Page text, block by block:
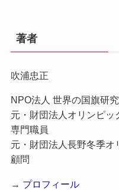
著者
吹浦忠正
NPO法人 世界の国旗研
元・財団法人オリンピッ
専門職員
元・財団法人長野冬季オ
顧問
→ プロフィール